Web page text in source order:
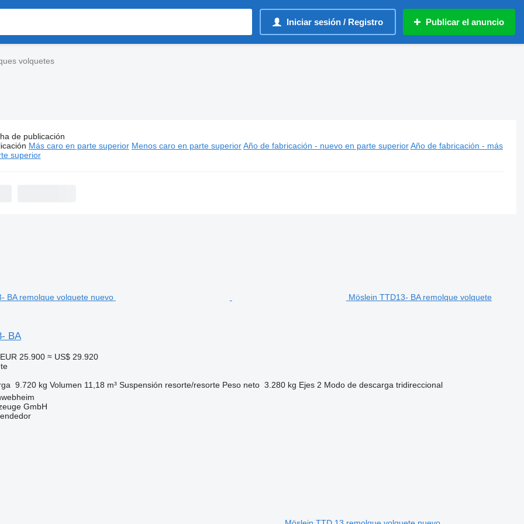
Iniciar sesión / Registro Publicar el anuncio
volquetes
Möslein remolques volquetes
de publicación
Más caro en parte superior Menos caro en parte superior Año de fabricación - nuevo en parte superior Año de fabricación - más
superior
Möslein TTD13- BA remolque volquete
BA
EUR 25.900 ≈ US$ 29.920
9.720 kg Volumen 11,18 m³ Suspensión resorte/resorte Peso neto 3.280 kg Ejes 2 Modo de descarga tridireccional
GmbH